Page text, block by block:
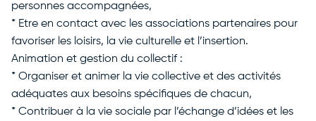
personnes accompagnées,
* Etre en contact avec les associations partenaires pour
favoriser les loisirs, la vie culturelle et l’insertion.
Animation et gestion du collectif :
* Organiser et animer la vie collective et des activités
adéquates aux besoins spécifiques de chacun,
* Contribuer à la vie sociale par l’échange d’idées et les